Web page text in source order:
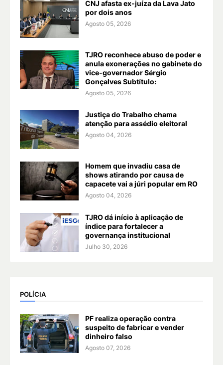
CNJ afasta ex-juíza da Lava Jato
por dois anos
Agosto 05, 2026
TJRO reconhece abuso de poder e
anula exonerações no gabinete do
vice-governador Sérgio
Gonçalves Subtítulo:
Agosto 05, 2026
Justiça do Trabalho chama
atenção para assédio eleitoral
Agosto 04, 2026
Homem que invadiu casa de
shows atirando por causa de
capacete vai a júri popular em RO
Agosto 04, 2026
TJRO dá início à aplicação de
índice para fortalecer a
governança institucional
Julho 30, 2026
POLÍCIA
PF realiza operação contra
suspeito de fabricar e vender
dinheiro falso
Agosto 07, 2026